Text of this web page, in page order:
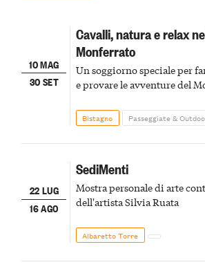
10 MAG
30 SET
Cavalli, natura e relax
Monferrato
Un soggiorno speciale per
e provare le avventure del
Bistagno Passeggiate &
22 LUG
16 AGO
SediMenti
Mostra personale di arte
dell'artista Silvia Ruata
Albaretto Torre